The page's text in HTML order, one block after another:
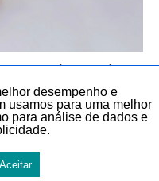
DIVERSOS
desempenho e
usamos para uma melhor
para análise de dados e
Aceitar